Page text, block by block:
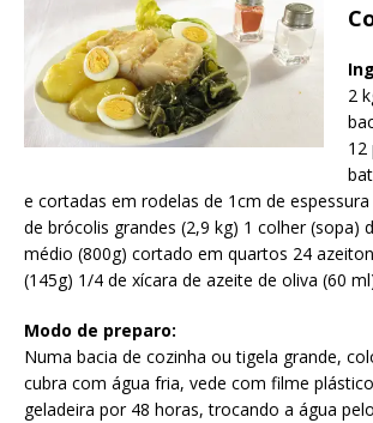
2
12
e cortadas em rodelas de 1cm de
de brócolis grandes (2,9 kg) 1 colher (sopa)
médio (800g) cortado em quartos 24
(145g) 1/4 de xícara de azeite de oliva (60
Modo de preparo:
Numa bacia de cozinha ou tigela grande,
cubra com água fria, vede com filme
geladeira por 48 horas, trocando a água